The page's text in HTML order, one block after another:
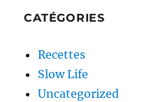
CATÉGORIES
Recettes
Slow Life
Uncategorized